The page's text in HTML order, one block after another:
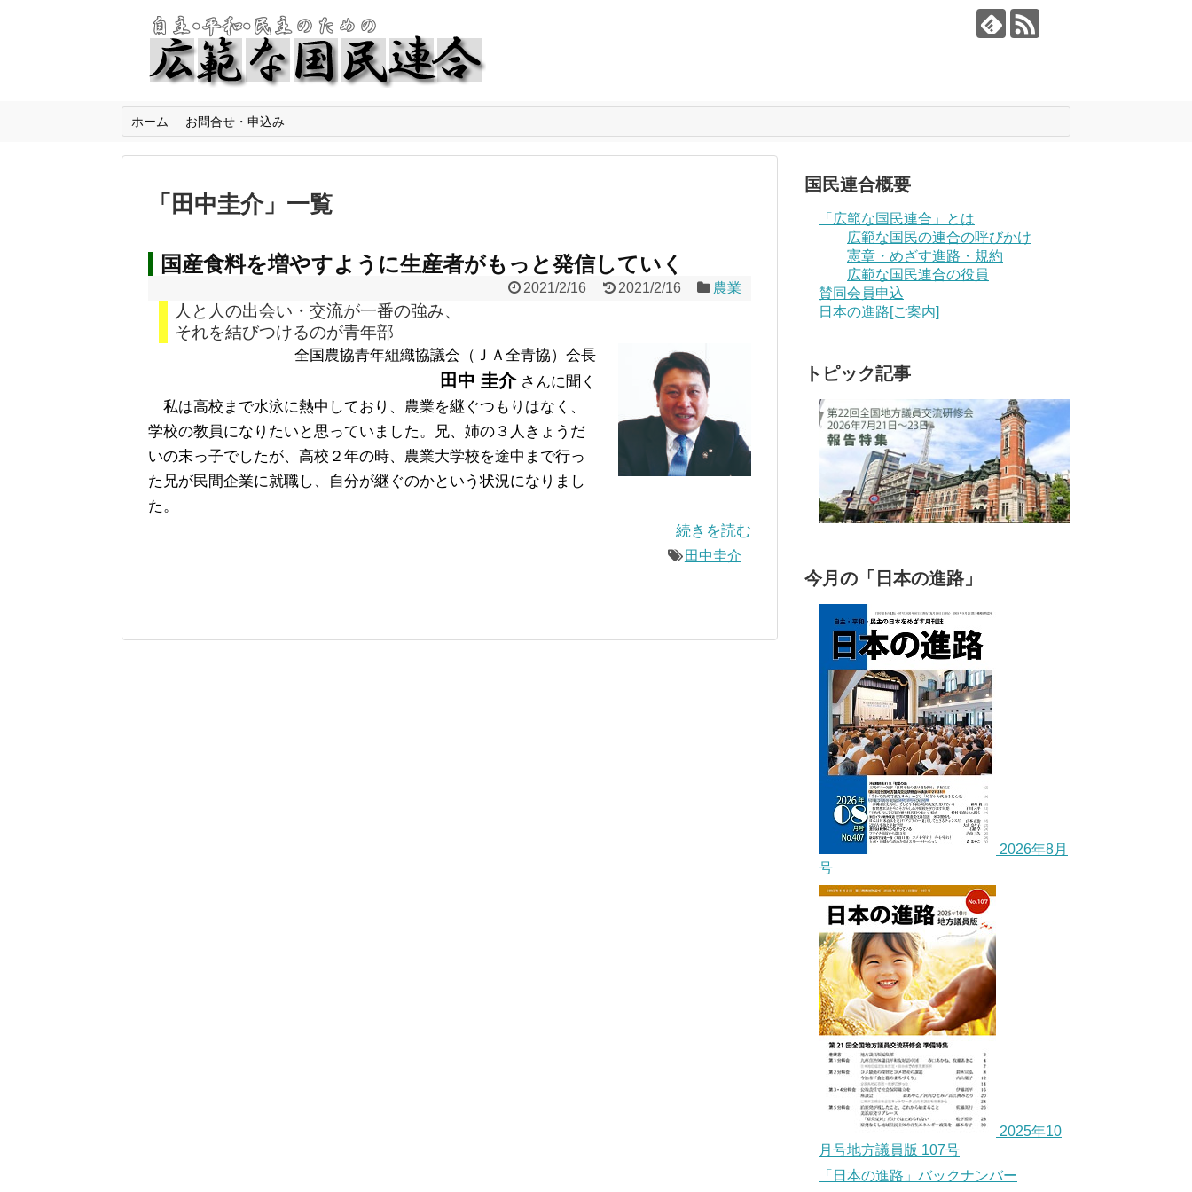
ホーム お問合せ・申込み
「 田中圭介」 一覧
国産食料を増やすように生産者がもっと発信していく
2021/2/16 2021/2/16 農業
人と人の出会い・交流が一番の強み、
それを結びつけるのが青年部
全国農協青年組織協議会（ＪＡ全青協）会長
田中 圭介さんに聞く
私は高校まで水泳に熱中しており、農業を継ぐつもりはなく、
学校の教員になりたいと思っていました。兄、姉の３人きょうだ
いの末っ子でしたが、高校２年の時、農業大学校を途中まで行っ
た兄が民間企業に就職し、自分が継ぐのかという状況になりまし
た。
続きを読む
田中圭介
国民連合概要
「広範な国民連合」とは
広範な国民の連合の呼びかけ
憲章・めざす進路・規約
広範な国民連合の役員
賛同会員申込
日本の進路[ご案内]
トピック記事
今月の「日本の進路」
2026年8月
号
2025年10
月号地方議員版 107号
「日本の進路」バックナンバー